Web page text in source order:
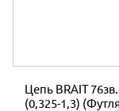
Цепь BRAIT 76зв.
(0,325-1,3)